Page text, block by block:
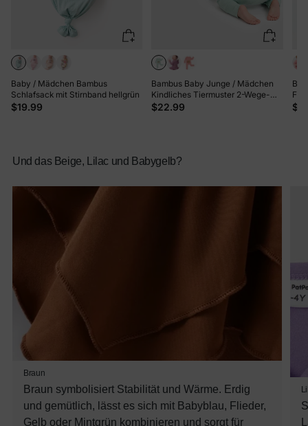
Baby / Mädchen Bambus
Schlafsack mit Stirnband hellgrün
$19.99
Bambus Baby Junge / Mädchen
Kindliches Tiermuster 2-Wege-
Reißverschluss Strampler Footie
$22.99
Und das Beige, Lilac und Babygelb?
Braun
Braun symbolisiert Stabilität und Wärme. Erdig
und gemütlich, lässt es sich mit Babyblau, Flieder,
Gelb oder Mintgrün kombinieren und sorgt für